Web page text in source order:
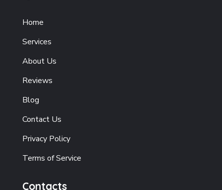
Home
Services
About Us
Reviews
Blog
Contact Us
Privacy Policy
Terms of Service
Contacts